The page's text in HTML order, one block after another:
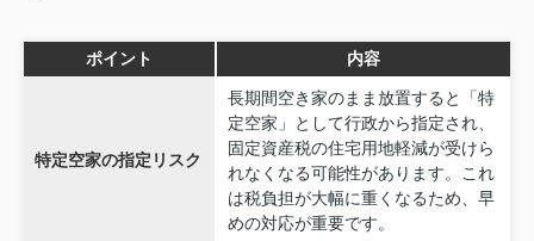
ポイント 内容
特定空家の指定リスク
長期間空き家のまま放置すると「特
定空家」として行政から指定され、
固定資産税の住宅用地軽減が受けら
れなくなる可能性があります。これ
は税負担が大幅に重くなるため、早
めの対応が重要です。